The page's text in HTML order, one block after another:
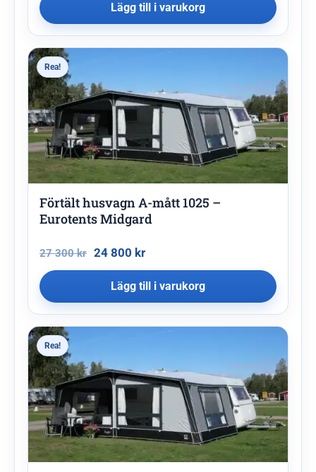
Lägg till i varukorg
Rea!
Förtält husvagn A-mått 1025 –
Eurotents Midgard
27 300kr 24 800 kr
Lägg till i varukorg
Rea!